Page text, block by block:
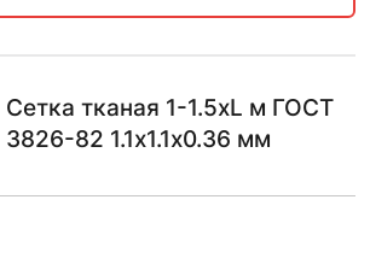
Сетка тканая 1-1.5хL м ГОСТ
3826-82 1.1х1.1х0.36 мм